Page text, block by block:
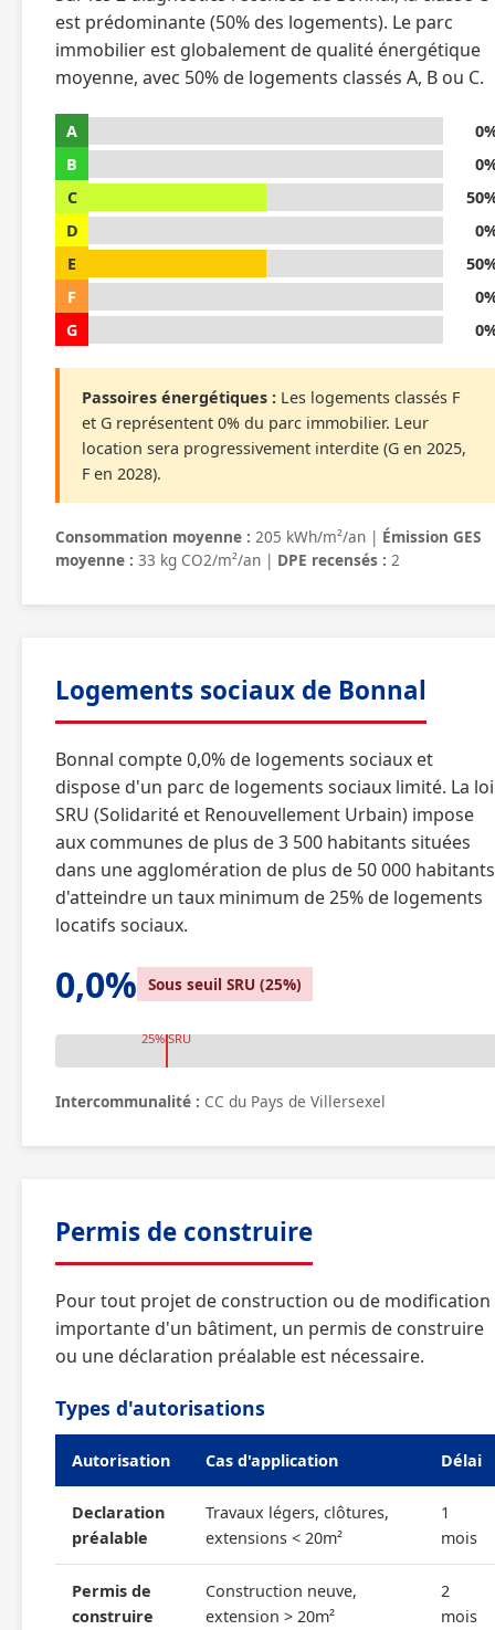
est prédominante (50% des logements). Le parc
immobilier est globalement de qualité énergétique
moyenne, avec 50% de logements classés A, B ou C.
A
B
C
D
E
F
G
Passoires énergétiques : Les logements classés F
et G représentent 0% du parc immobilier. Leur
location sera progressivement interdite (G en 2025,
F en 2028).
Consommation moyenne : 205 kWh/m²/an | Émission GES
moyenne : 33 kg CO2/m²/an | DPE recensés : 2
Logements sociaux de Bonnal
Bonnal compte 0,0% de logements sociaux et
dispose d'un parc de logements sociaux limité. La loi
SRU (Solidarité et Renouvellement Urbain) impose
aux communes de plus de 3 500 habitants situées
dans une agglomération de plus de 50 000 habitants
d'atteindre un taux minimum de 25% de logements
locatifs sociaux.
0,0% Sous seuil SRU (25%)
25% SRU
Intercommunalité : CC du Pays de Villersexel
Permis de construire
Pour tout projet de construction ou de modification
importante d'un bâtiment, un permis de construire
ou une déclaration préalable est nécessaire.
Types d'autorisations
Autorisation Cas d'application Délai
Declaration
préalable
Travaux légers, clôtures,
extensions < 20m²
1
mois
Permis de
construire
Construction neuve,
extension > 20m²
2
mois